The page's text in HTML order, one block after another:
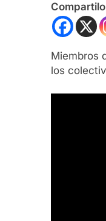
Miembros
los